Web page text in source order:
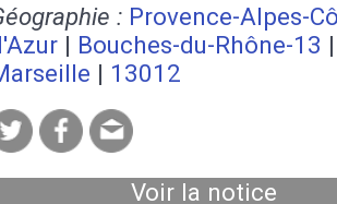
: Provence-Alpes-
| Bouches-du-Rhône-13 |
| 13012
Voir la notice